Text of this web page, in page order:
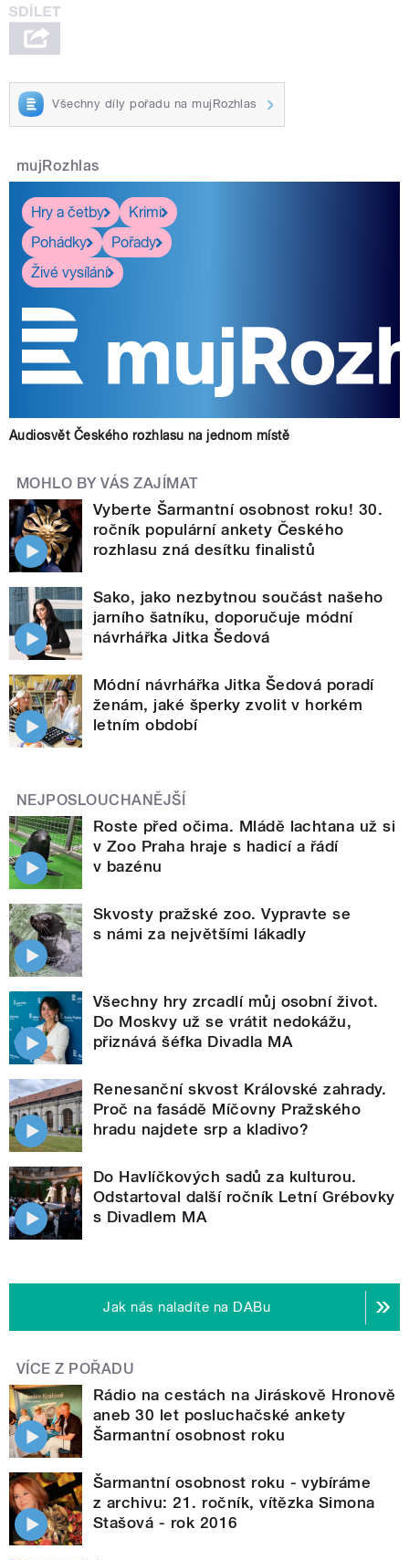
Všechny díly pořadu na mujRozhlas
mujRozhlas
Hry a četby
Krimi
Pohádky
Pořady
Živé vysílání
Audiosvět Českého rozhlasu na jednom místě
MOHLO BY VÁS ZAJÍMAT
Vyberte Šarmantní osobnost roku! 30.
ročník populární ankety Českého
rozhlasu zná desítku finalistů
Sako, jako nezbytnou součást našeho
jarního šatníku, doporučuje módní
návrhářka Jitka Šedová
Módní návrhářka Jitka Šedová poradí
ženám, jaké šperky zvolit v horkém
letním období
NEJPOSLOUCHANĚJŠÍ
Roste před očima. Mládě lachtana už si
v Zoo Praha hraje s hadicí a řádí
v bazénu
Skvosty pražské zoo. Vypravte se
s námi za největšími lákadly
Všechny hry zrcadlí můj osobní život.
Do Moskvy už se vrátit nedokážu,
přiznává šéfka Divadla MA
Renesanční skvost Královské zahrady.
Proč na fasádě Míčovny Pražského
hradu najdete srp a kladivo?
Do Havlíčkových sadů za kulturou.
Odstartoval další ročník Letní Grébovky
s Divadlem MA
Jak nás naladíte na DABu
VÍCE Z POŘADU
Rádio na cestách na Jiráskově Hronově
aneb 30 let posluchačské ankety
Šarmantní osobnost roku
Šarmantní osobnost roku - vybíráme
z archivu: 21. ročník, vítězka Simona
Stašová - rok 2016